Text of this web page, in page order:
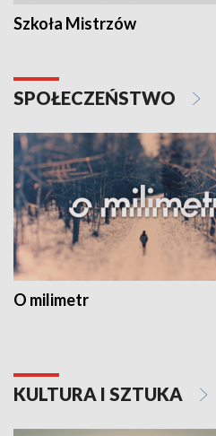
Szkoła Mistrzów
SPOŁECZEŃSTWO
O milimetr
KULTURA I SZTUKA